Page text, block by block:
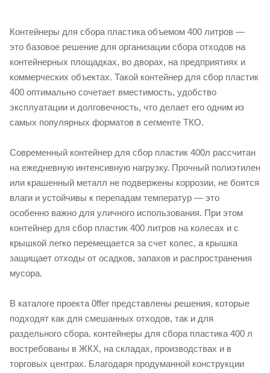
Контейнеры для сбора пластика объемом 400 литров —
это базовое решение для организации сбора отходов на
контейнерных площадках, во дворах, на предприятиях и
коммерческих объектах. Такой контейнер для сбор пластик
400 оптимально сочетает вместимость, удобство
эксплуатации и долговечность, что делает его одним из
самых популярных форматов в сегменте ТКО.
Современный контейнер для сбор пластик 400л рассчитан
на ежедневную интенсивную нагрузку. Прочный полиэтилен
или крашенный металл не подвержены коррозии, не боятся
влаги и устойчивы к перепадам температур — это
особенно важно для уличного использования. При этом
контейнер для сбор пластик 400 литров на колесах и с
крышкой легко перемещается за счет колес, а крышка
защищает отходы от осадков, запахов и распространения
мусора.
В каталоге проекта 0ffer представлены решения, которые
подходят как для смешанных отходов, так и для
раздельного сбора. контейнеры для сбора пластика 400 л
востребованы в ЖКХ, на складах, производствах и в
торговых центрах. Благодаря продуманной конструкции